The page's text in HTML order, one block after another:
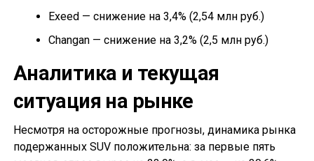
Exeed — снижение на 3,4% (2,54 млн руб.)
Changan — снижение на 3,2% (2,5 млн руб.)
Аналитика и текущая
ситуация на рынке
Несмотря на осторожные прогнозы, динамика рынка
подержанных SUV положительна: за первые пять